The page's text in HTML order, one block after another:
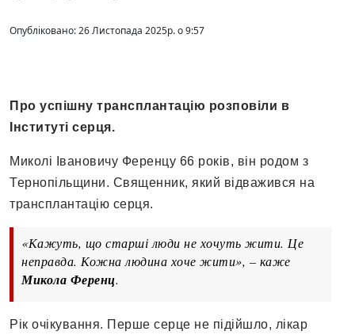
Опубліковано: 26 Листопада 2025р. о 9:57
Про успішну трансплантацію розповіли в
Інституті серця.
Миколі Івановичу Ференцу 66 років, він родом з
Тернопільщини. Священник, який відважився на
трансплантацію серця.
«Кажуть, що старші люди не хочуть жити. Це
неправда. Кожна людина хоче жити», – каже
Микола Ференц.
Рік очікування. Перше серце не підійшло, лікар